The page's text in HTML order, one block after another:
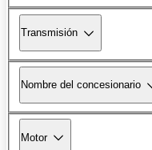
Transmisión
Nombre del concesionario
Motor